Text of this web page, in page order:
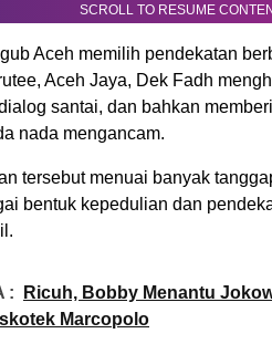
SCROLL TO RESUME
Aceh memilih pendekatan
Aceh Jaya, Dek Fadh
santai, dan bahkan
nada mengancam.
tersebut menuai banyak
bentuk kepedulian dan
:
Ricuh, Bobby Menantu
Marcopolo